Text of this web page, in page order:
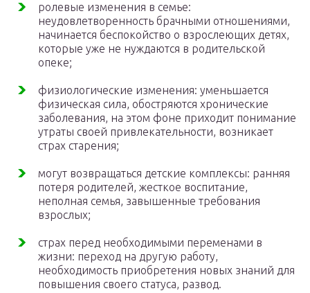
ролевые изменения в семье:
неудовлетворенность брачными отношениями,
начинается беспокойство о взрослеющих детях,
которые уже не нуждаются в родительской
опеке;
физиологические изменения: уменьшается
физическая сила, обостряются хронические
заболевания, на этом фоне приходит понимание
утраты своей привлекательности, возникает
страх старения;
могут возвращаться детские комплексы: ранняя
потеря родителей, жесткое воспитание,
неполная семья, завышенные требования
взрослых;
страх перед необходимыми переменами в
жизни: переход на другую работу,
необходимость приобретения новых знаний для
повышения своего статуса, развод.